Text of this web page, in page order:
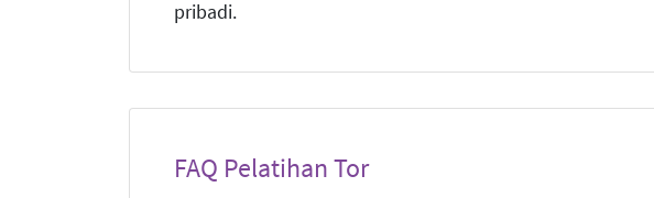
pribadi.
FAQ Pelatihan Tor